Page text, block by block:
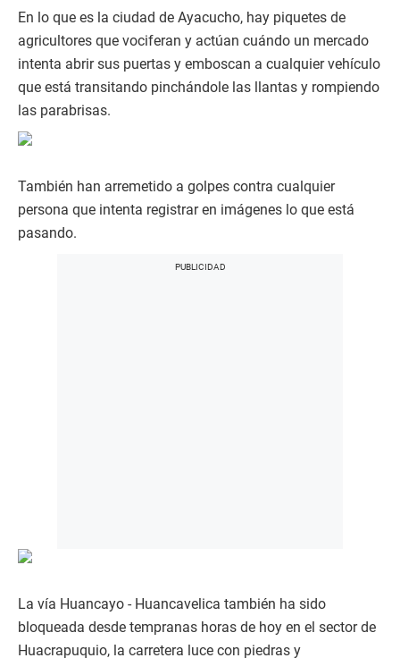
En lo que es la ciudad de Ayacucho, hay piquetes de
agricultores que vociferan y actúan cuándo un mercado
intenta abrir sus puertas y emboscan a cualquier vehículo
que está transitando pinchándole las llantas y rompiendo
las parabrisas.
También han arremetido a golpes contra cualquier
persona que intenta registrar en imágenes lo que está
pasando.
La vía Huancayo - Huancavelica también ha sido
bloqueada desde tempranas horas de hoy en el sector de
Huacrapuquio, la carretera luce con piedras y